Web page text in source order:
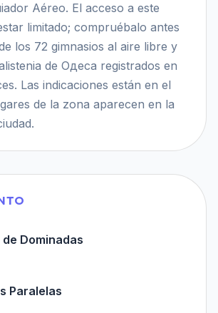
Aéreo. El acceso a este
limitado; compruébalo antes
los 72 gimnasios al aire libre y
de Одеса registrados en
Las indicaciones están en el
de la zona aparecen en la
Dominadas
Paralelas